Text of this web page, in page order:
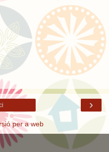
›
per a web